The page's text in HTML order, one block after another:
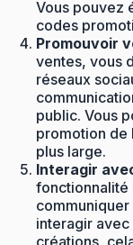
Vous pouvez
codes
Promouvoir
ventes, vous
réseaux
public. Vous
promotion de
plus large.
Interagir
fonctionnalité
communiquer
interagir
créations,